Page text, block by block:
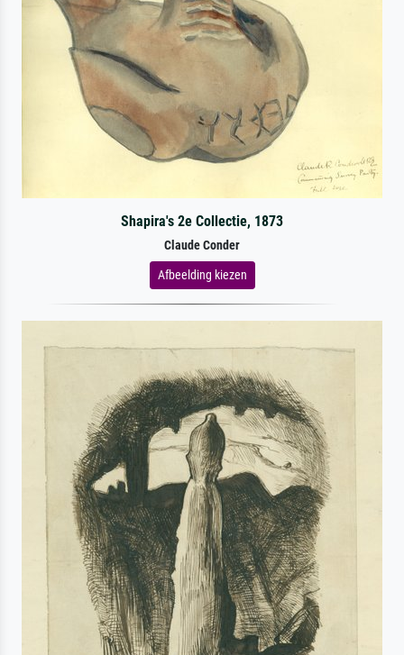
Shapira's 2e Collectie, 1873
Claude Conder
Afbeelding kiezen